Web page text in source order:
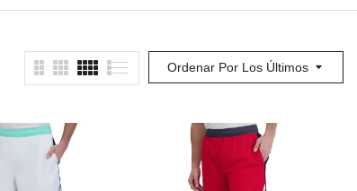
Ordenar Por Los Últimos